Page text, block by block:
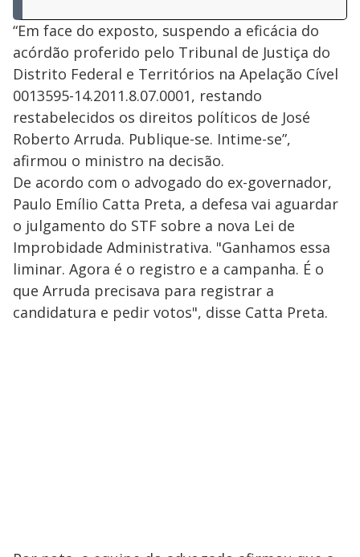
“Em face do exposto, suspendo a eficácia do
acórdão proferido pelo Tribunal de Justiça do
Distrito Federal e Territórios na Apelação Cível
0013595-14.2011.8.07.0001, restando
restabelecidos os direitos políticos de José
Roberto Arruda. Publique-se. Intime-se”,
afirmou o ministro na decisão.
De acordo com o advogado do ex-governador,
Paulo Emílio Catta Preta, a defesa vai aguardar
o julgamento do STF sobre a nova Lei de
Improbidade Administrativa. "Ganhamos essa
liminar. Agora é o registro e a campanha. É o
que Arruda precisava para registrar a
candidatura e pedir votos", disse Catta Preta.